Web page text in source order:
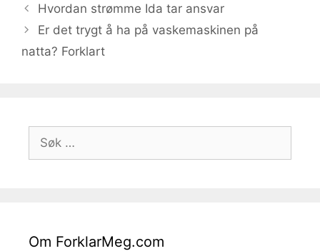
Hvordan strømme Ida tar ansvar
Er det trygt å ha på vaskemaskinen på
natta? Forklart
etter:
Om ForklarMeg.com